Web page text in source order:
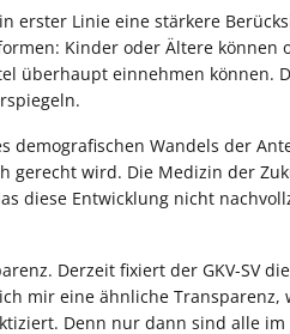
erster Linie eine stärkere
Kinder oder Ältere können
überhaupt einnehmen können.
demografischen Wandels der
gerecht wird. Die Medizin der
diese Entwicklung nicht
Derzeit fixiert der GKV-SV
mir eine ähnliche Transparenz,
Denn nur dann sind alle